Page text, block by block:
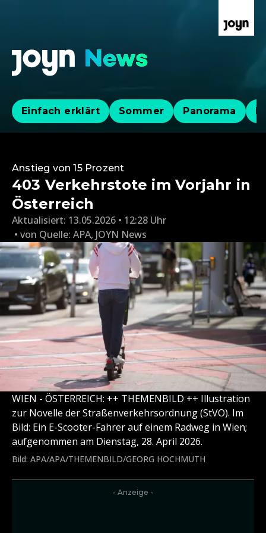
Einfach erklärt Sommer Panorama
Anstieg von 15 Prozent
403 Verkehrstote im Vorjahr in
Österreich
Aktualisiert: 13.05.2026 • 12:28 Uhr
von Quelle: APA, JOYN News
WIEN - ÖSTERREICH: ++ THEMENBILD ++ Illustration
zur Novelle der Straßenverkehrsordnung (StVO). Im
Bild: Ein E-Scooter-Fahrer auf einem Radweg in Wien;
aufgenommen am Dienstag, 28. April 2026.
Bild: APA/APA/THEMENBILD/GEORG HOCHMUTH
- Anzeige -